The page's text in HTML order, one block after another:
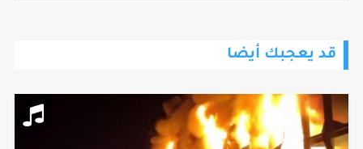
قد يعجبك أيضا